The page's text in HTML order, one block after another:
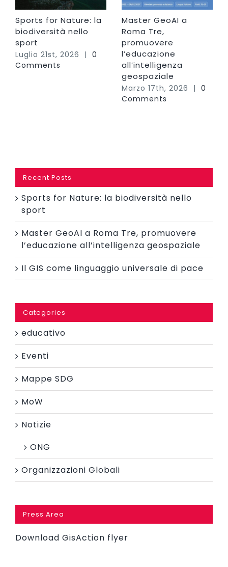
Sports for Nature: la
biodiversità nello
sport
Luglio 21st, 2026 | 0
Comments
Master GeoAI a
Roma Tre,
promuovere
l’educazione
all’intelligenza
geospaziale
Marzo 17th, 2026 | 0
Comments
Recent Posts
Sports for Nature: la biodiversità nello
sport
Master GeoAI a Roma Tre, promuovere
l’educazione all’intelligenza geospaziale
Il GIS come linguaggio universale di pace
Categories
educativo
Eventi
Mappe SDG
MoW
Notizie
ONG
Organizzazioni Globali
Press Area
Download GisAction flyer